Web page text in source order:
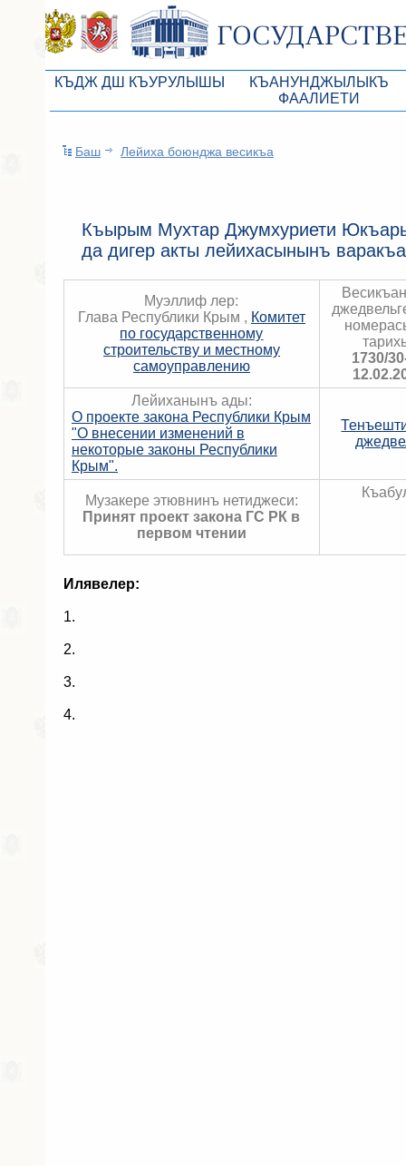
КЪДЖ ДШ КЪУРУЛЫШЫ
КъМДж ЮР Президиумы
КъМДж ЮР депутатлар фракциялары
КъМДж ЮР аппараты
Советники Председателя ГС РК
Управление делами ГС РК
КЪАНУНДЖЫЛЫКЪ
ФААЛИЕТИ
Бюджет Республики
Независимая
Информация
Схема
Статистика
Баш Лейиха боюнджа весикъа
Къырым Мухтар Джумхуриети
да дигер акты лейихасынынъ
Муэллиф лер:
Глава Республики Крым , Комитет
по государственному
строительству и местному
самоуправлению
1730/
Лейиханынъ ады:
О проекте закона Республики Крым
"О внесении изменений в
некоторые законы Республики
Крым".
Музакере этювнинъ нетиджеси:
Принят проект закона ГС РК в
первом чтении
Илявелер:
1.
2.
3.
4.